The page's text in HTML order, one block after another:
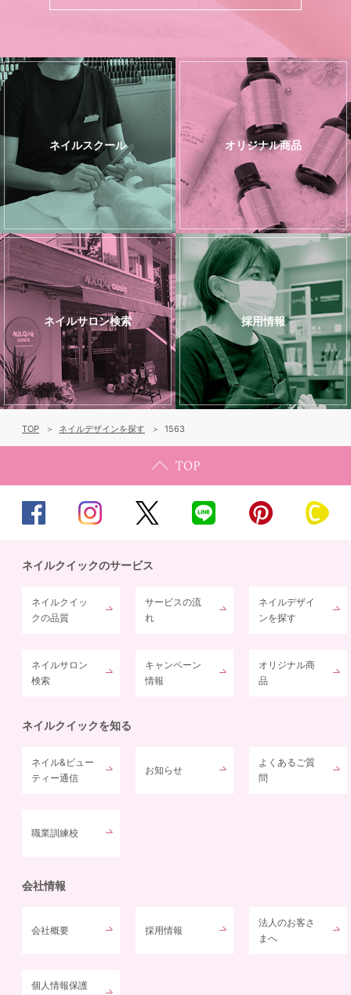
ネイルスクール オリジナル商品
ネイルサロン検索 採用情報
TOP ネイルデザインを探す 1563
ネイルクイックのサービス
ネイルクイッ
クの品質
サービスの流
れ
ネイルデザイ
ンを探す
ネイルサロン
検索
キャンペーン
情報
オリジナル商
品
ネイルクイックを知る
ネイル&ビュー
ティー通信
お知らせ
よくあるご質
問
職業訓練校
会社情報
会社概要 採用情報
法人のお客さ
まへ
個人情報保護